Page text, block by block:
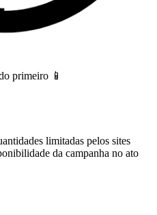
primeiro 📱
limitadas pelos sites
da campanha no ato